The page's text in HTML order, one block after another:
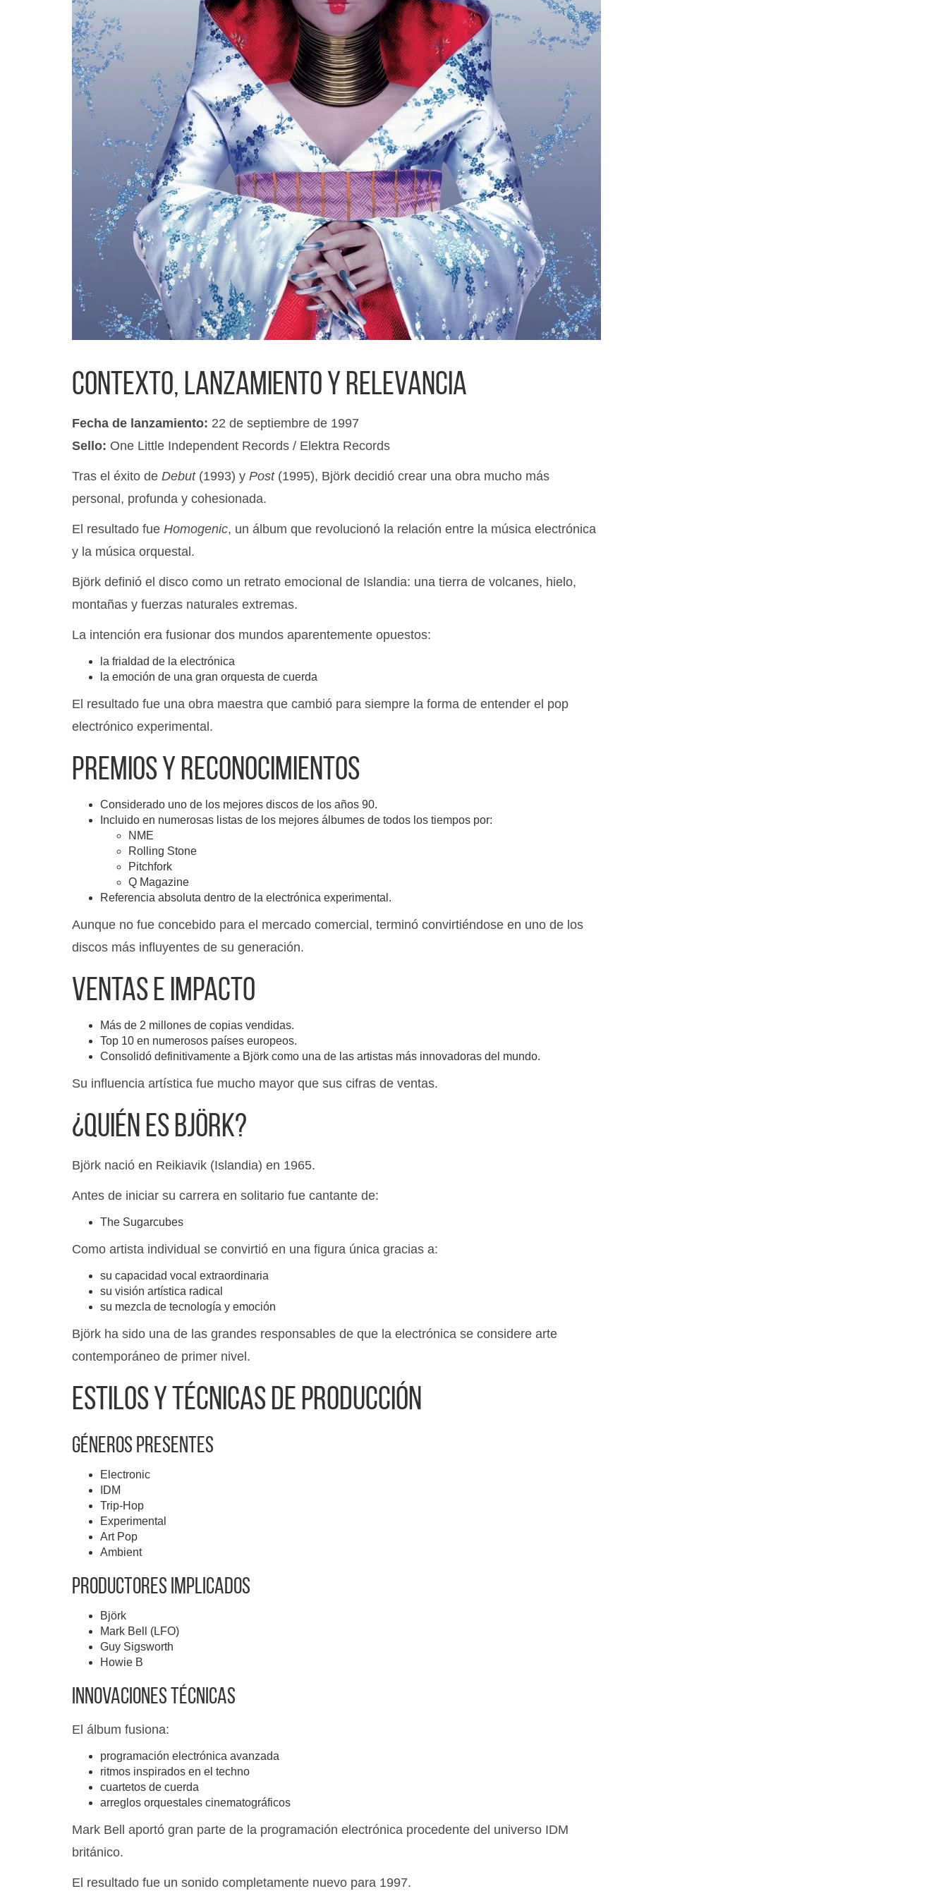
Contexto, lanzamiento y relevancia
Fecha de lanzamiento: 22 de septiembre de 1997
Sello: One Little Independent Records / Elektra Records
Tras el éxito de Debut(1993) y Post(1995), Björk decidió crear una obra mucho más
personal, profunda y cohesionada.
El resultado fue Homogenic, un álbum que revolucionó la relación entre la música electrónica
y la música orquestal.
Björk definió el disco como un retrato emocional de Islandia: una tierra de volcanes, hielo,
montañas y fuerzas naturales extremas.
La intención era fusionar dos mundos aparentemente opuestos:
la frialdad de la electrónica
la emoción de una gran orquesta de cuerda
El resultado fue una obra maestra que cambió para siempre la forma de entender el pop
electrónico experimental.
Premios y reconocimientos
Considerado uno de los mejores discos de los años 90.
Incluido en numerosas listas de los mejores álbumes de todos los tiempos por:
NME
Rolling Stone
Pitchfork
Q Magazine
Referencia absoluta dentro de la electrónica experimental.
Aunque no fue concebido para el mercado comercial, terminó convirtiéndose en uno de los
discos más influyentes de su generación.
Ventas e impacto
Más de 2 millones de copias vendidas.
Top 10 en numerosos países europeos.
Consolidó definitivamente a Björk como una de las artistas más innovadoras del mundo.
Su influencia artística fue mucho mayor que sus cifras de ventas.
¿Quién es Björk?
Björk nació en Reikiavik (Islandia) en 1965.
Antes de iniciar su carrera en solitario fue cantante de:
The Sugarcubes
Como artista individual se convirtió en una figura única gracias a:
su capacidad vocal extraordinaria
su visión artística radical
su mezcla de tecnología y emoción
Björk ha sido una de las grandes responsables de que la electrónica se considere arte
contemporáneo de primer nivel.
Estilos y técnicas de producción
Géneros presentes
Electronic
IDM
Trip-Hop
Experimental
Art Pop
Ambient
Productores implicados
Björk
Mark Bell (LFO)
Guy Sigsworth
Howie B
Innovaciones técnicas
El álbum fusiona:
programación electrónica avanzada
ritmos inspirados en el techno
cuartetos de cuerda
arreglos orquestales cinematográficos
Mark Bell aportó gran parte de la programación electrónica procedente del universo IDM
británico.
El resultado fue un sonido completamente nuevo para 1997.